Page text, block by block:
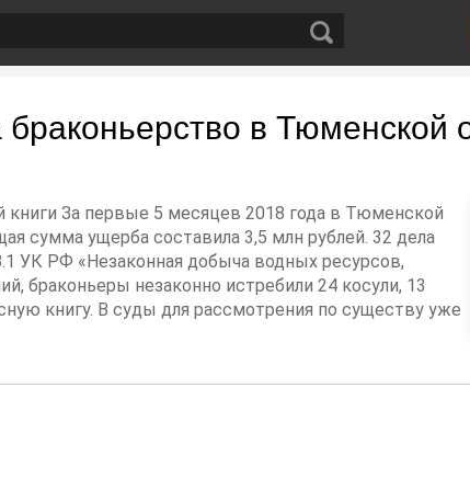
в Тюменской
книги За первые 5 месяцев 2018 года в Тюменской
сумма ущерба составила 3,5 млн рублей. 32 дела
УК РФ «Незаконная добыча водных ресурсов,
браконьеры незаконно истребили 24 косули, 13
книгу. В суды для рассмотрения по существу уже